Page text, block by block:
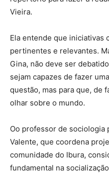
Vieira.
Ela entende que iniciativas
pertinentes e relevantes.
Gina, não deve ser
sejam capazes de fazer
questão, mas para que, de
olhar sobre o mundo.
Oo professor de sociologia
Valente, que coordena
comunidade do Ibura,
fundamental na